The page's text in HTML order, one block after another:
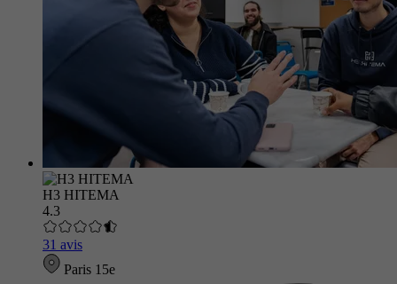
H3 HITEMA
4.3
31 avis
Paris 15e